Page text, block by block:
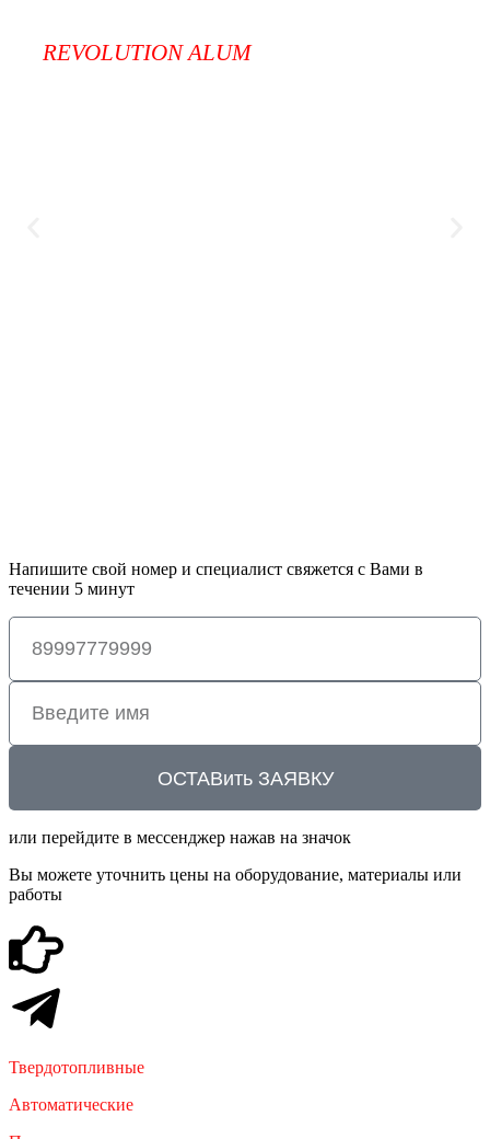
REVOLUTION ALUM
Напишите свой номер и специалист свяжется с Вами в
течении 5 минут
ОСТАВить ЗАЯВКУ
или перейдите в мессенджер нажав на значок
Вы можете уточнить цены на оборудование, материалы или
работы
Твердотопливные
Автоматические